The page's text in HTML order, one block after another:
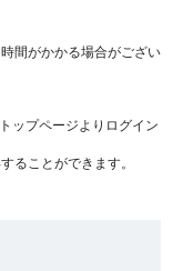
間がかかる場合がござい
ップページよりログイン
ることができます。